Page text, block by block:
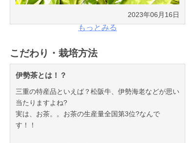
2023年06月16日
もっとみる
こだわり・栽培方法
伊勢茶とは！？
三重の特産品といえば？松阪牛、伊勢海老などが思い
当たりますよね?
実は、お茶。。お茶の生産量全国第3位?なんで
す！！